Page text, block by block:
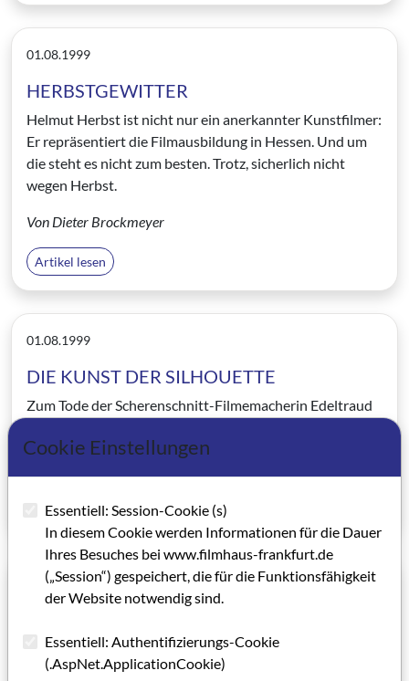
01.08.1999
HERBSTGEWITTER
Helmut Herbst ist nicht nur ein anerkannter Kunstfilmer:
Er repräsentiert die Filmausbildung in Hessen. Und um
die steht es nicht zum besten. Trotz, sicherlich nicht
wegen Herbst.
Von Dieter Brockmeyer
Artikel lesen
01.08.1999
DIE KUNST DER SILHOUETTE
Zum Tode der Scherenschnitt-Filmemacherin Edeltraud
Artikel lesen
01.08.1999
Chancen und Mühen eines Berufstandes. Eine
Einschätzung durch Christiane Altenburg und Ingo
Cookie Einstellungen
Essentiell: Session-Cookie (s)
In diesem Cookie werden Informationen für die Dauer
Ihres Besuches bei www.filmhaus-frankfurt.de
(„Session“) gespeichert, die für die Funktionsfähigkeit
der Website notwendig sind.
Essentiell: Authentifizierungs-Cookie
(.AspNet.ApplicationCookie)